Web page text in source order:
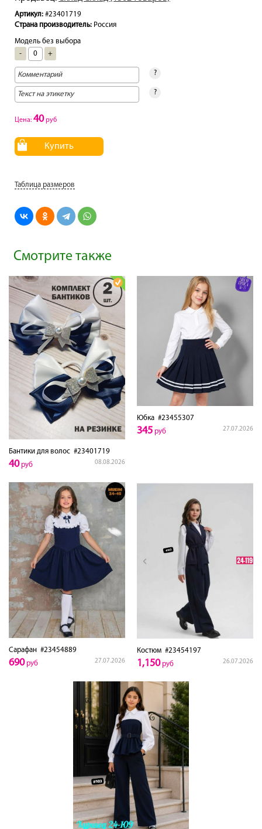
Артикул: #23401719
Страна производитель: Россия
Модель без выбора
-
+
?
?
Цена: 40руб
Купить
Таблица размеров
Смотрите также
Бантики для волос #23401719
08.08.2026
40руб
Юбка #23455307
27.07.2026
345 руб
Сарафан #23454889
27.07.2026
690руб
Костюм #23454197
26.07.2026
1,150руб